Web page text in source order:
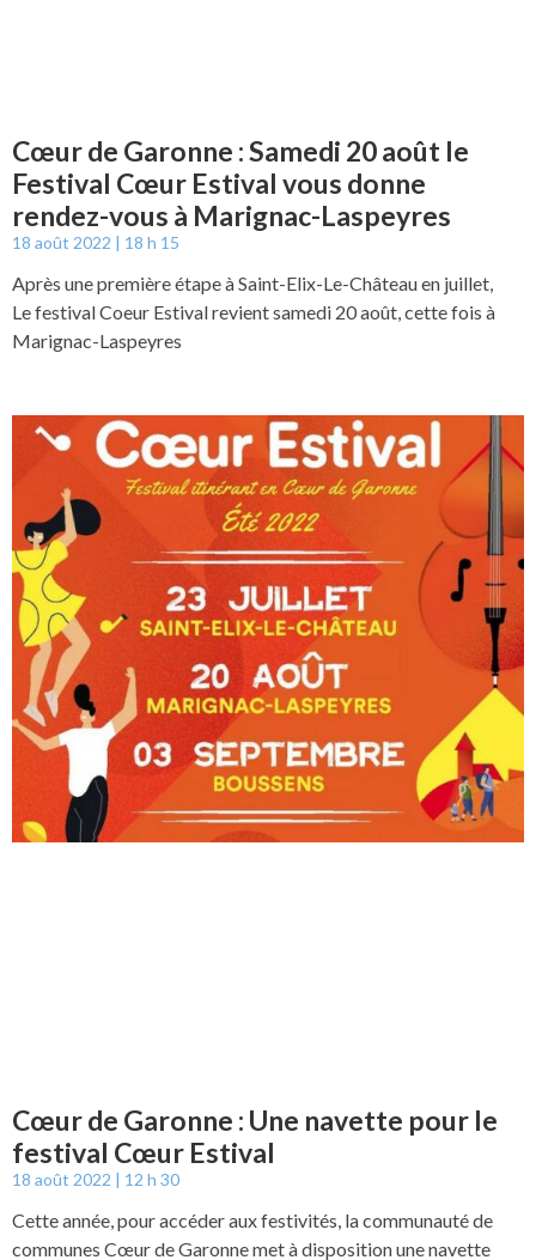
Cœur de Garonne : Samedi 20 août le
Festival Cœur Estival vous donne
rendez-vous à Marignac-Laspeyres
18 août 2022 18 h 15
Après une première étape à Saint-Elix-Le-Château en juillet,
Le festival Coeur Estival revient samedi 20 août, cette fois à
Marignac-Laspeyres
Cœur de Garonne : Une navette pour le
festival Cœur Estival
18 août 2022 12 h 30
Cette année, pour accéder aux festivités, la communauté de
communes Cœur de Garonne met à disposition une navette